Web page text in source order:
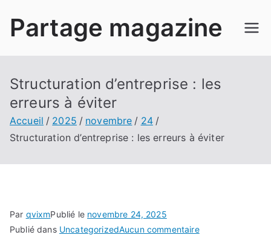
Partage magazine
Structuration d’entreprise : les
erreurs à éviter
Accueil 2025 novembre
24
Structuration d’entreprise : les erreurs à éviter
Par qvixmPublié le novembre 24, 2025
Publié dans UncategorizedAucun commentairesur